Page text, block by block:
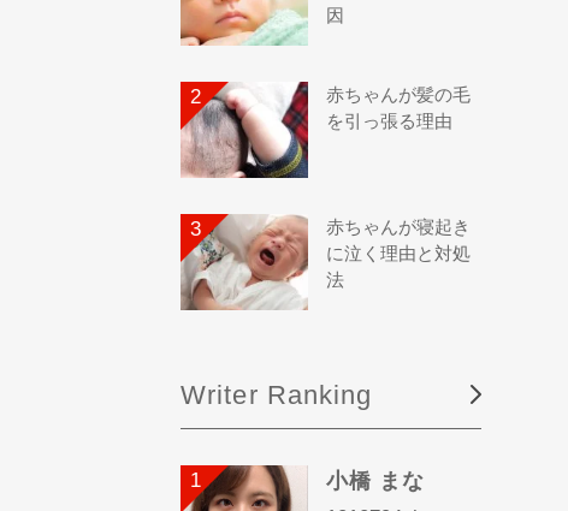
因
赤ちゃんが髪の毛
を引っ張る理由
赤ちゃんが寝起き
に泣く理由と対処
法
Writer Ranking
小橋 まな